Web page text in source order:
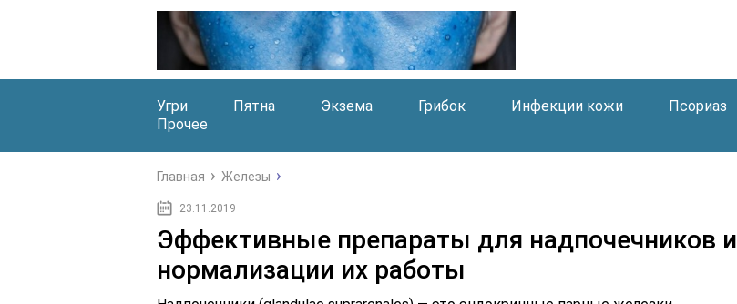
Угри Пятна Экзема Грибок Инфекции кожи Псориаз
Прочее
Главная Железы
23.11.2019
Эффективные препараты для надпочечников и
нормализации их работы